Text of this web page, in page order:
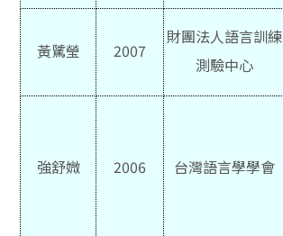
黃騭瑩 2007
財團法人語言訓練
測驗中心
強舒媺 2006 台灣語言學學會